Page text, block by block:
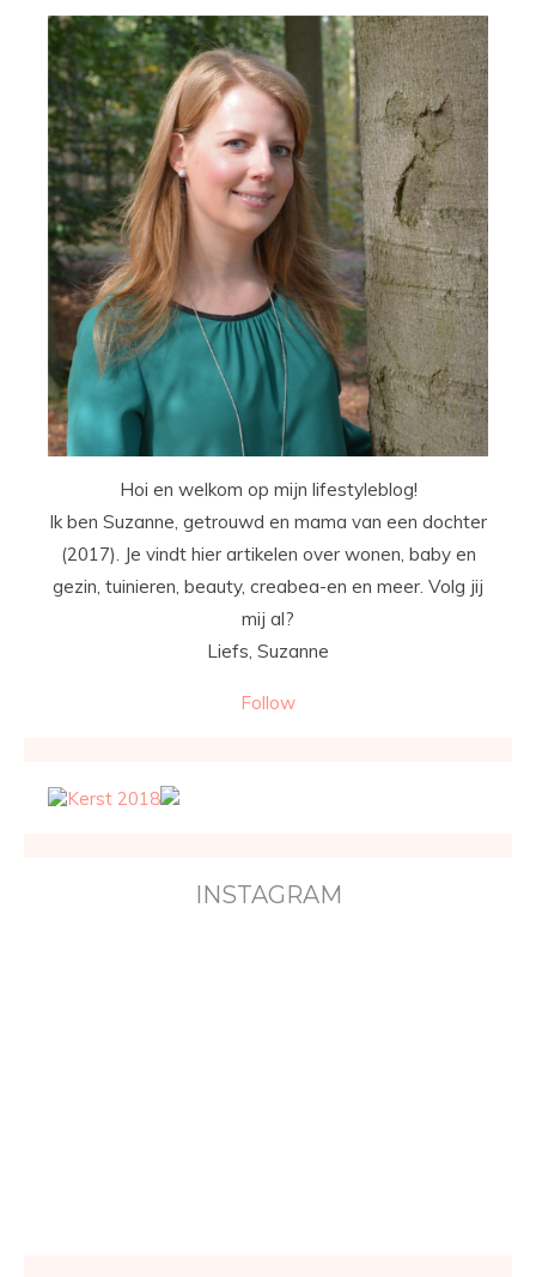
Hoi en welkom op mijn lifestyleblog!
Ik ben Suzanne, getrouwd en mama van een dochter
(2017). Je vindt hier artikelen over wonen, baby en
gezin, tuinieren, beauty, creabea-en en meer. Volg jij
mij al?
Liefs, Suzanne
Follow
INSTAGRAM